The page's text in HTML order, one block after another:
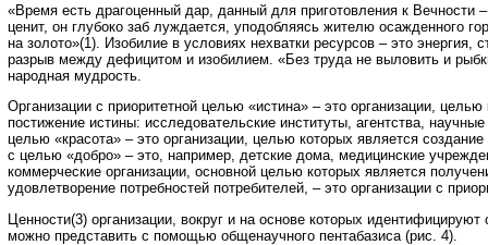
«Время есть драгоценный дар, данный для приготовления к Вечности
ценит, он глубоко заб луждается, уподобляясь жителю осажденного
на золото»(1). Изобилие в условиях нехватки ресурсов – это энергия,
разрыв между дефицитом и изобилием. «Без труда не выловить и
народная мудрость.
Организации с приоритетной целью «истина» – это организации, целью
постижение истины: исследовательские институты, агентства,
целью «красота» – это организации, целью которых является создание
с целью «добро» – это, например, детские дома, медицинские
коммерческие организации, основной целью которых является
удовлетворение потребностей потребителей, – это организации с
Ценности(3) организации, вокруг и на основе которых идентифицируют
можно представить с помощью общенаучного пентабазиса (рис. 4).